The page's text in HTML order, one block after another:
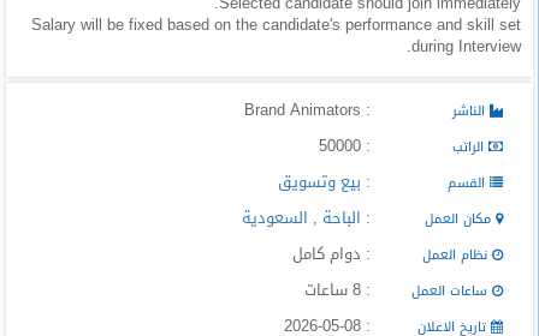
Salary will be fixed based on the candidate's performance and skill set
during Interview.
الناشر : Brand Animators
الراتب : 50000
القسم : بيع وتسويق
مكان العمل : الباحة , السعودية
نظام العمل : دوام كامل
ساعات العمل : 8 ساعات
تاريخ الاعلان : 2026-05-08